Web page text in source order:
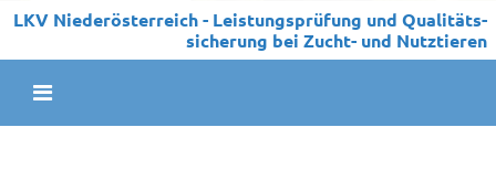
LKV Niederösterreich - Leistungs­prüfung und Qualitäts­
sicherung bei Zucht- und Nutztieren